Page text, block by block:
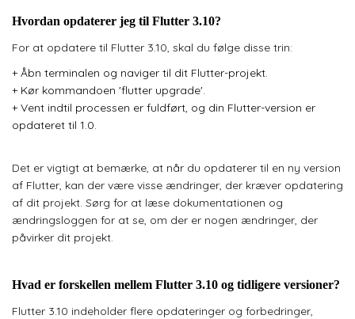
Hvordan opdaterer jeg til Flutter 3.10?
For at opdatere til Flutter 3.10, skal du følge disse trin:
+Åbn terminalen og naviger til dit Flutter-projekt.
+Kør kommandoen 'flutter upgrade'.
+Vent indtil processen er fuldført, og din Flutter-version er
opdateret til 1.0.
Det er vigtigt at bemærke, at når du opdaterer til en ny version
af Flutter, kan der være visse ændringer, der kræver opdatering
af dit projekt. Sørg for at læse dokumentationen og
ændringsloggen for at se, om der er nogen ændringer, der
påvirker dit projekt.
Hvad er forskellen mellem Flutter 3.10 og tidligere versioner?
Flutter 3.10 indeholder flere opdateringer og forbedringer,